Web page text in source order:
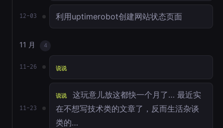
12-03 利用uptimerobot创建网站状态页面
11 月 4
11-26 说说
11-23
说说
这玩意儿放这都快一个月了… 最近实
在不想写技术类的文章了，反而生活杂谈
类的…